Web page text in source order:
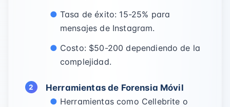
Tasa de éxito: 15-25% para
mensajes de Instagram.
Costo: $50-200 dependiendo de la
complejidad.
Herramientas de Forensia Móvil
Herramientas como Cellebrite o